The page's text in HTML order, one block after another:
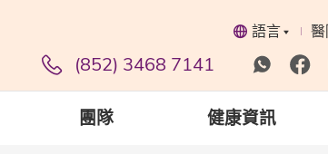
語言
(852) 3468 7141
團隊 健康資訊